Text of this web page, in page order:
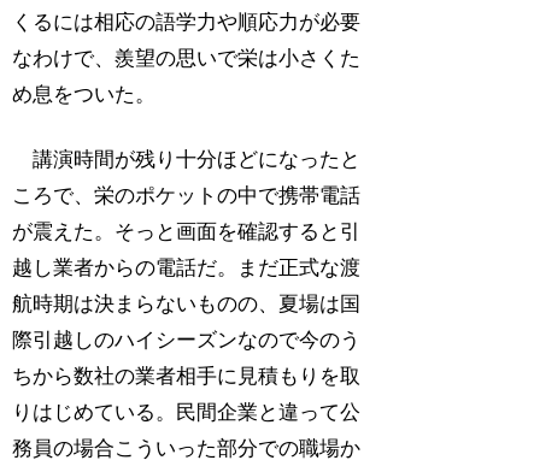
くるには相応の語学力や順応力が必要
なわけで、羨望の思いで栄は小さくた
め息をついた。
講演時間が残り十分ほどになったと
ころで、栄のポケットの中で携帯電話
が震えた。そっと画面を確認すると引
越し業者からの電話だ。まだ正式な渡
航時期は決まらないものの、夏場は国
際引越しのハイシーズンなので今のう
ちから数社の業者相手に見積もりを取
りはじめている。民間企業と違って公
務員の場合こういった部分での職場か